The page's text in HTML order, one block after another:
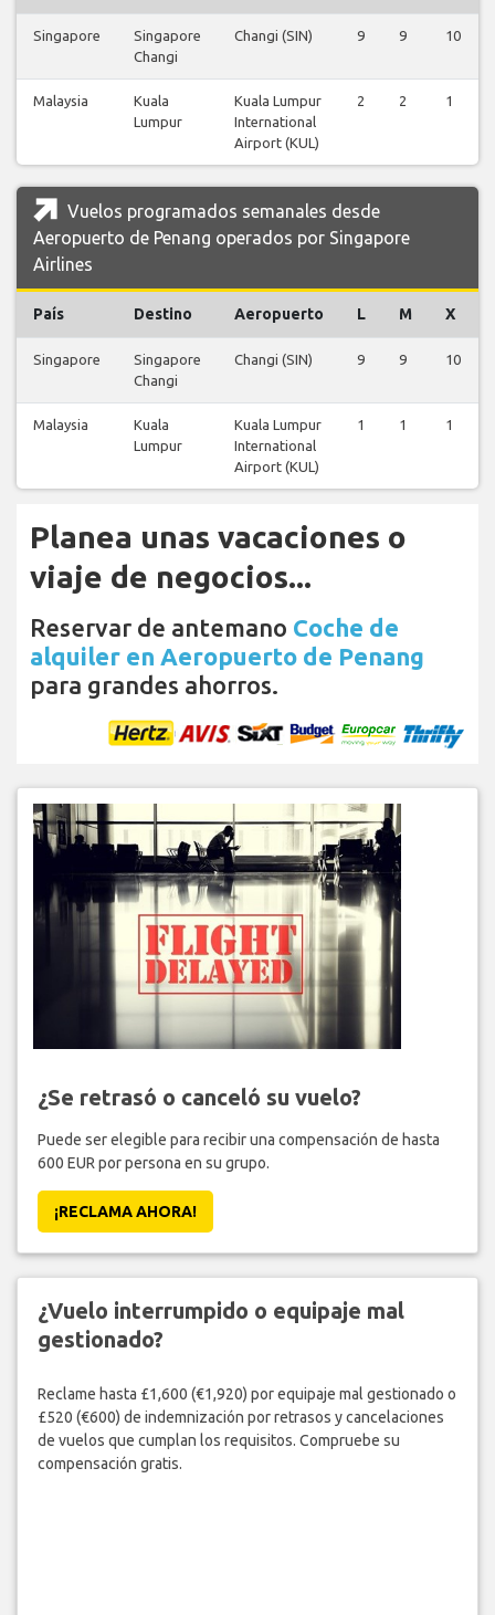
Singapore
Singapore
Changi
Changi (SIN) 9 9 10
Malaysia
Kuala
Lumpur
Kuala Lumpur
International
Airport (KUL)
2 2 1
Vuelos programados semanales desde
Aeropuerto de Penang operados por Singapore
Airlines
País Destino Aeropuerto L M X
Singapore
Singapore
Changi
Changi (SIN) 9 9 10
Malaysia
Kuala
Lumpur
Kuala Lumpur
International
Airport (KUL)
1 1 1
Planea unas vacaciones o
viaje de negocios...
Reservar de antemano Coche de
alquiler en Aeropuerto de Penang
para grandes ahorros.
¿Se retrasó o canceló su vuelo?
Puede ser elegible para recibir una compensación de hasta
600 EUR por persona en su grupo.
¡RECLAMA AHORA!
¿Vuelo interrumpido o equipaje mal
gestionado?
Reclame hasta £1,600 (€1,920) por equipaje mal gestionado o
£520 (€600) de indemnización por retrasos y cancelaciones
de vuelos que cumplan los requisitos. Compruebe su
compensación gratis.